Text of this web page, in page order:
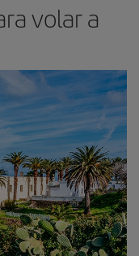
volar a